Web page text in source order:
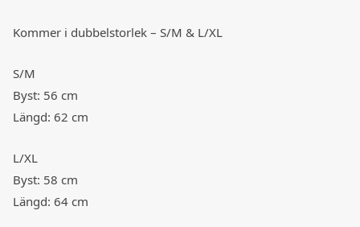
Kommer i dubbelstorlek – S/M & L/XL
S/M
Byst: 56 cm
Längd: 62 cm
L/XL
Byst: 58 cm
Längd: 64 cm